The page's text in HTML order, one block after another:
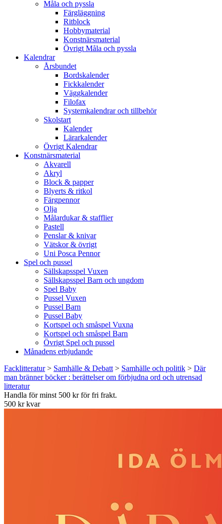
Måla och pyssla
Färgläggning
Ritblock
Hobbymaterial
Konstnärsmaterial
Övrigt Måla och pyssla
Kalendrar
Årsbundet
Bordskalender
Fickkalender
Väggkalender
Filofax
Systemkalendrar och tillbehör
Skolstart
Kalender
Lärarkalender
Övrigt Kalendrar
Konstnärsmaterial
Akvarell
Akryl
Block & papper
Blyerts & ritkol
Färgpennor
Olja
Målardukar & stafflier
Pastell
Penslar & knivar
Vätskor & övrigt
Uni Posca Pennor
Spel och pussel
Sällskapsspel Vuxen
Sällskapsspel Barn och ungdom
Spel Baby
Pussel Vuxen
Pussel Barn
Pussel Baby
Kortspel och småspel Vuxna
Kortspel och småspel Barn
Övrigt Spel och pussel
Månadens erbjudande
Facklitteratur> Samhälle & Debatt > Samhälle och politik > Där
man bränner böcker : berättelser om förbjudna ord och utrensad
litteratur
Handla för minst 500 kr för fri frakt.
500 kr kvar